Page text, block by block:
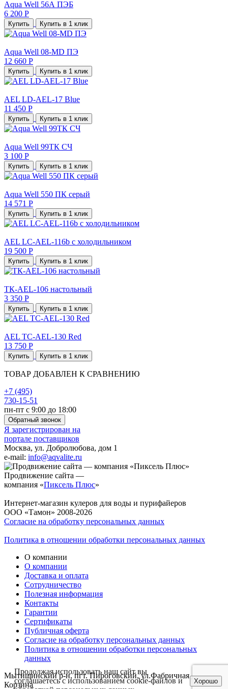
Aqua Well 56А ПЭБ
6 200 Р
Купить Купить в 1 клик
Aqua Well 08-MD ПЭ
12 660 Р
Купить Купить в 1 клик
AEL LD-AEL-17 Blue
11 450 Р
Купить Купить в 1 клик
Aqua Well 99TК СЧ
3 100 Р
Купить Купить в 1 клик
Aqua Well 550 ПК серый
14 571 Р
Купить Купить в 1 клик
AEL LC-AEL-116b с холодильником
19 500 Р
Купить Купить в 1 клик
TК-AEL-106 настольный
3 350 Р
Купить Купить в 1 клик
AEL TC-AEL-130 Red
13 750 Р
Купить Купить в 1 клик
ТОВАР ДОБАВЛЕН К СРАВНЕНИЮ
+7 (495)
730-15-51
пн-пт с 9:00 до 18:00
Обратный звонок
Я зарегистрирован на
портале поставщиков
Москва, ул. Добролюбова, дом 1
e-mail: info@aqvalite.ru
Продвижение сайта —
компания «Пиксель Плюс»
Интернет-магазин кулеров для воды и пурифайеров
ООО «Тамон» 2008-2026
Согласие на обработку персональных данных
Политика в отношении обработки персональных данных
О компании
О компании
Доставка и оплата
Сотрудничество
Полезная информация
Контакты
Гарантии
Сертификаты
Публичная оферта
Согласие на обработку персональных данных
Политика в отношении обработки персональных
данных
Мытищинский р-н, пгт. Пироговский, ул.Фабричная д.1
Корзина
Продолжая использовать наш сайт вы
соглашаетесь с использованием cookie-файлов и
Хорошо